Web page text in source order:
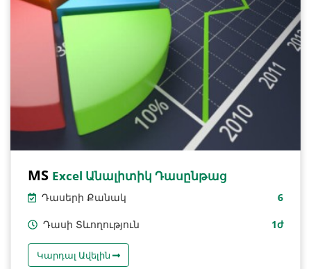
MS Excel Անալիտիկ Դասընթաց
Դասերի Քանակ 6
Դասի Տևողություն 1ժ
Կարդալ Ավելին